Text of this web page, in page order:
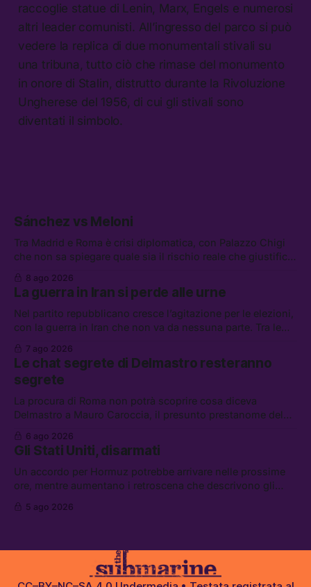
raccoglie statue di Lenin, Marx, Engels e numerosi
altri leader comunisti. All’ingresso del parco si può
vedere la replica di due monumentali stivali su
una tribuna, tutto ciò che rimase del monumento
in onore di Stalin, distrutto durante la Rivoluzione
Ungherese del 1956, di cui gli stivali sono
diventati il simbolo.
Sánchez vs Meloni
Tra Madrid e Roma è crisi diplomatica, con Palazzo Chigi
che non sa spiegare quale sia il rischio reale che giustifica
di difesa tra Arabia Saudita, Pakistan e Turchia, la crisi del
carburante irregolare, e un altro caso di IA ribelle
8 ago 2026
La guerra in Iran si perde alle urne
Nel partito repubblicano cresce l’agitazione per le elezioni,
con la guerra in Iran che non va da nessuna parte. Tra le
lavoro, Schlein prova a mettere in sicurezza la coalizione, e
che cos’è lo “Spiralismo,” la religione degli agenti IA
7 ago 2026
Le chat segrete di Delmastro resteranno
segrete
La procura di Roma non potrà scoprire cosa diceva
Delmastro a Mauro Caroccia, il presunto prestanome del
attacchi in Libano, il governo chiederà 36 miliardi di
flessibilità in armi e energia, e Grokipedia è già stata
abbandonata
6 ago 2026
Gli Stati Uniti, disarmati
Un accordo per Hormuz potrebbe arrivare nelle prossime
ore, mentre aumentano i retroscena che descrivono gli
chi aspetta i dispersi di Ceuta, il boom dei carburanti
5 ago 2026